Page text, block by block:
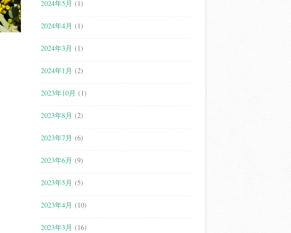
2024年5月 (1)
2024年4月 (1)
2024年3月 (1)
2024年1月 (2)
2023年10月 (1)
2023年8月 (2)
2023年7月 (6)
2023年6月 (9)
2023年5月 (5)
2023年4月 (10)
2023年3月 (16)